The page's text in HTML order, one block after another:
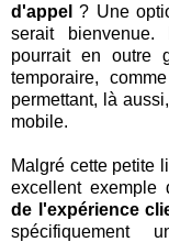
d'appel ? Une
serait
pourrait en outre
temporaire,
permettant, là
mobile.
Malgré cette petite
excellent exemple
de l'expérience